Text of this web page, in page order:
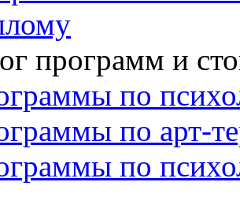
программ и
по
по арт-
по